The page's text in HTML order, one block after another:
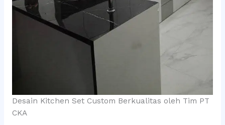
Desain Kitchen Set Custom Berkualitas oleh Tim PT
CKA